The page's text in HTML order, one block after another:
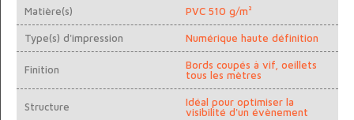
Matière(s) PVC 510 g/m²
Type(s) d'impression Numérique haute définition
Finition
Bords coupés à vif, oeillets
tous les mètres
Structure
Idéal pour optimiser la
visibilité d'un évènement